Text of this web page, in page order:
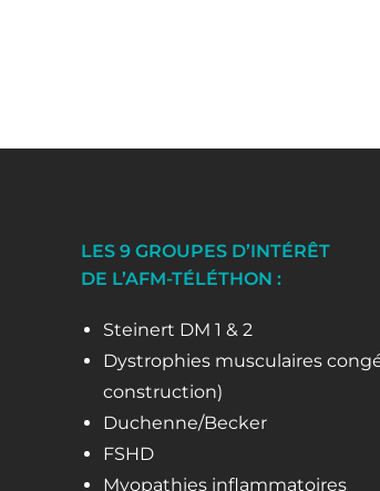
LES 9 GROUPES D’INTÉRÊT
DE L’AFM-TÉLÉTHON :
Steinert DM 1 & 2
Dystrophies musculaires
construction)
Duchenne/Becker
FSHD
Myopathies inflammatoires